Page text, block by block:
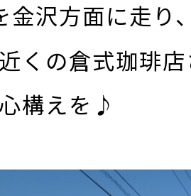
金沢方面に走り
くの倉式珈琲
構えを♪